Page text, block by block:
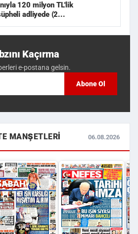
120 milyon TL'lik
adliyede (2...
Kaçırma
e-postana gelsin.
Abone Ol
MANŞETLERI 06.08.2026